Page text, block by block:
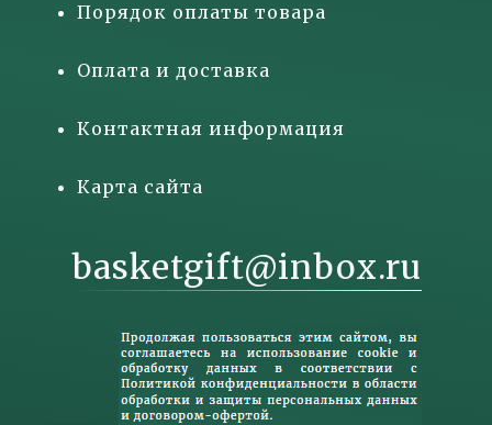
Порядок оплаты товара
Оплата и доставка
Контактная информация
Карта сайта
basketgift@inbox.ru